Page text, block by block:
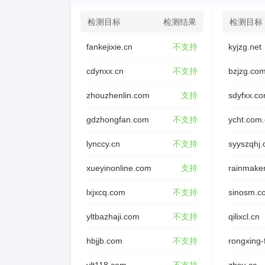
检测目标 检测结果
fankejixie.cn 不支持
cdynxx.cn 不支持
zhouzhenlin.com 支持
gdzhongfan.com 不支持
lynccy.cn 不支持
xueyinonline.com 支持
lxjxcq.com 不支持
yltbazhaji.com 不支持
hbjjb.com 不支持
检测目标
kyjzg.net
qilixcl.cn